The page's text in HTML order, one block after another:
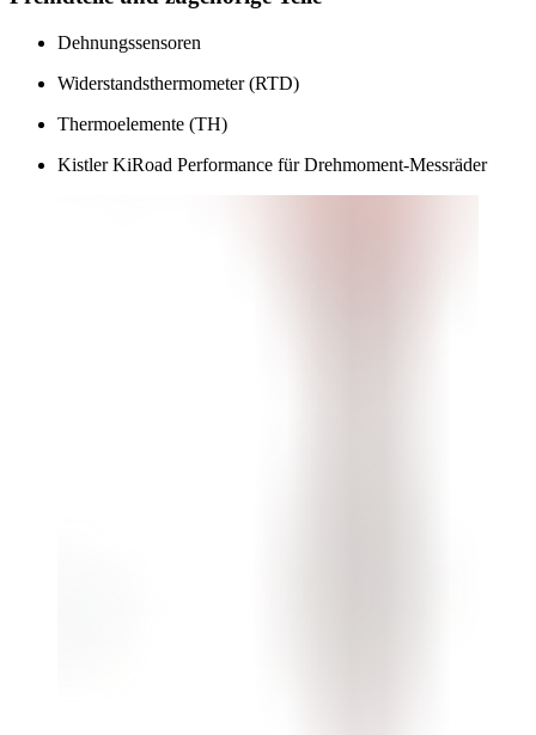
Dehnungssensoren
Widerstandsthermometer (RTD)
Thermoelemente (TH)
Kistler KiRoad Performance für Drehmoment-Messräder